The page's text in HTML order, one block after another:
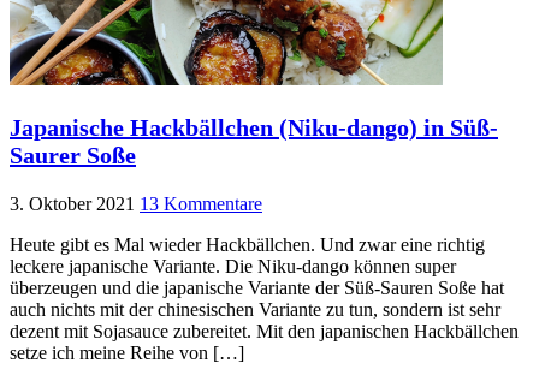
Japanische Hackbällchen (Niku-dango) in Süß-
Saurer Soße
3. Oktober 2021 13 Kommentare
Heute gibt es Mal wieder Hackbällchen. Und zwar eine richtig
leckere japanische Variante. Die Niku-dango können super
überzeugen und die japanische Variante der Süß-Sauren Soße hat
auch nichts mit der chinesischen Variante zu tun, sondern ist sehr
dezent mit Sojasauce zubereitet. Mit den japanischen Hackbällchen
setze ich meine Reihe von […]